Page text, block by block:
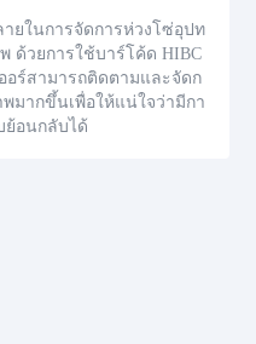
ยในการจัดการห่วงโซ่อุปท
ด้วยการใช้บาร์โค้ด HIBC
อร์สามารถติดตามและจัดก
มากขึ้นเพื่อให้แน่ใจว่ามีกา
ย้อนกลับได้